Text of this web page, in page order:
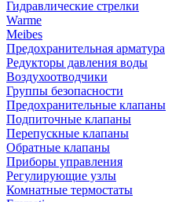
Гидравлические стрелки
Warme
Meibes
Предохранительная арматура
Редукторы давления воды
Воздухоотводчики
Группы безопасности
Предохранительные клапаны
Подпиточные клапаны
Перепускные клапаны
Обратные клапаны
Приборы управления
Регулирующие узлы
Комнатные термостаты